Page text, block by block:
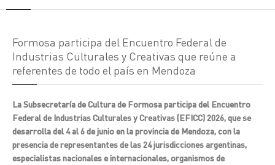
Formosa participa del Encuentro Federal de
Industrias Culturales y Creativas que reúne a
referentes de todo el país en Mendoza
La Subsecretaría de Cultura de Formosa participa del Encuentro
Federal de Industrias Culturales y Creativas (EFICC) 2026, que se
desarrolla del 4 al 6 de junio en la provincia de Mendoza, con la
presencia de representantes de las 24 jurisdicciones argentinas,
especialistas nacionales e internacionales, organismos de